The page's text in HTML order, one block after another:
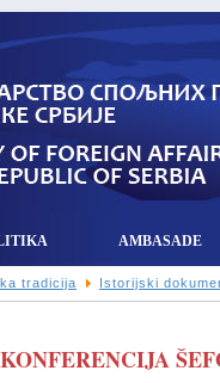
AMBASADE
tradicija Istorijski